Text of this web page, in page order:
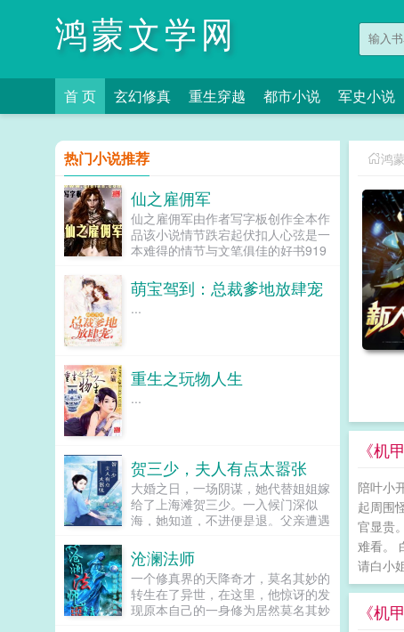
鸿蒙文学网
首 页 玄幻修真 重生穿越 都市小说 军史小说
鸿
《机
陪叶小
起周围
官显贵
难看。
请白小
《机
热门小说推荐
仙之雇佣军
仙之雇佣军由作者写字板创作全本作
品该小说情节跌宕起伏扣人心弦是一
本难得的情节与文笔俱佳的好书919
弹窗的纯文字在线阅读。...
萌宝驾到：总裁爹地放肆宠
...
重生之玩物人生
...
贺三少，夫人有点太嚣张
大婚之日，一场阴谋，她代替姐姐嫁
给了上海滩贺三少。一入候门深似
海，她知道，不进便是退。父亲遭遇
来我往明争暗斗，小妾婆婆及妯娌的
栽脏陷害，让她丢开天真烂漫，东海
扬尘，凤凰盘涅。...
沧澜法师
一个修真界的天降奇才，莫名其妙的
转生在了异世，在这里，他惊讶的发
现原本自己的一身修为居然莫名其妙